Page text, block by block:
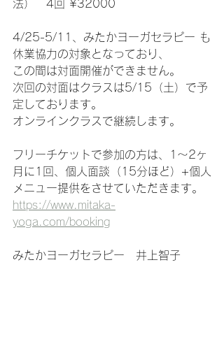
法）　4回 ¥32000
4/25-5/11、みたかヨーガセラピー も
休業協力の対象となっており、
この間は対面開催ができません。
次回の対面はクラスは5/15（土）で予
定しております。
オンラインクラスで継続します。
フリーチケットで参加の方は、1～2ヶ
月に1回、個人面談（15分ほど）+個人
メニュー提供をさせていただきます。
https://www.mitaka-
yoga.com/booking
みたかヨーガセラピー　井上智子